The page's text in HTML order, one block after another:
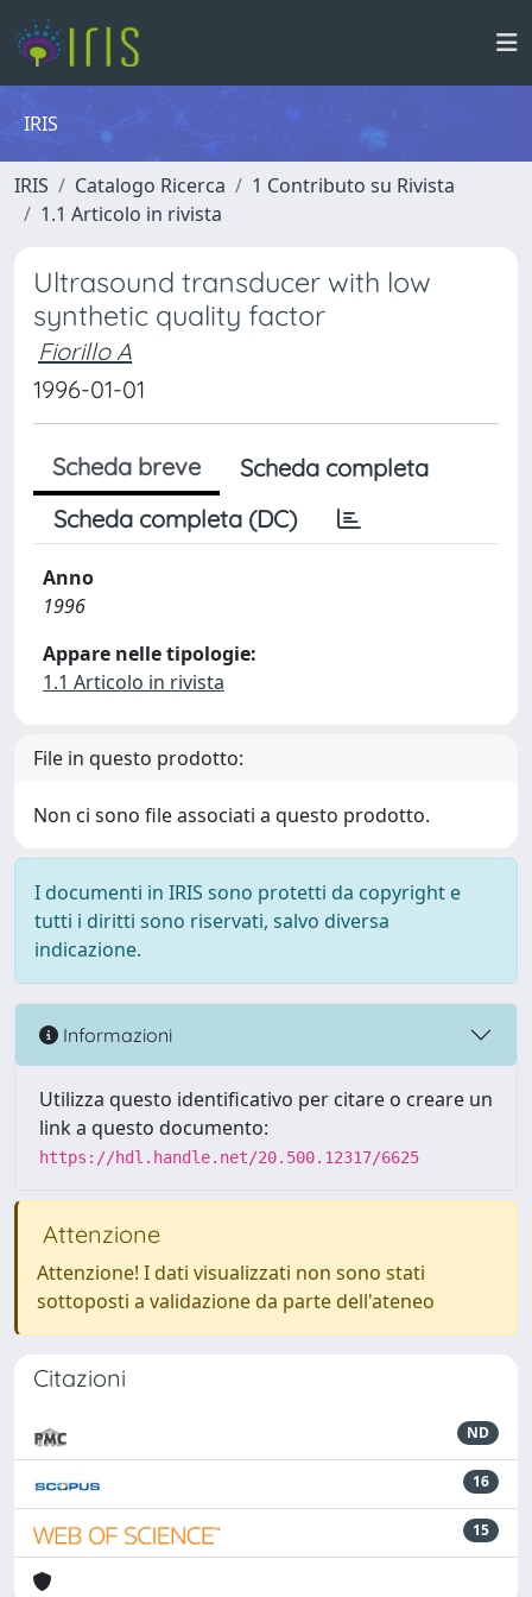
IRIS
IRIS Catalogo Ricerca
1 Contributo su Rivista
1.1 Articolo in rivista
Ultrasound transducer with low
synthetic quality factor
Fiorillo A
1996-01-01
Scheda breve
Scheda completa
Scheda completa (DC)
Anno
1996
Appare nelle tipologie:
1.1 Articolo in rivista
File in questo prodotto:
Non ci sono file associati a questo prodotto.
I documenti in IRIS sono protetti da copyright e
tutti i diritti sono riservati, salvo diversa
indicazione.
Informazioni
Utilizza questo identificativo per citare o creare un
link a questo documento:
https://hdl.handle.net/20.500.12317/6625
Attenzione
Attenzione! I dati visualizzati non sono stati
sottoposti a validazione da parte dell'ateneo
Citazioni
ND
16
15